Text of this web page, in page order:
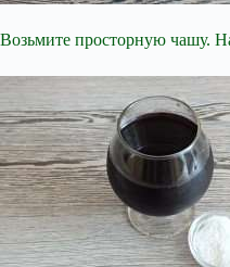
Возьмите просторную чашу.